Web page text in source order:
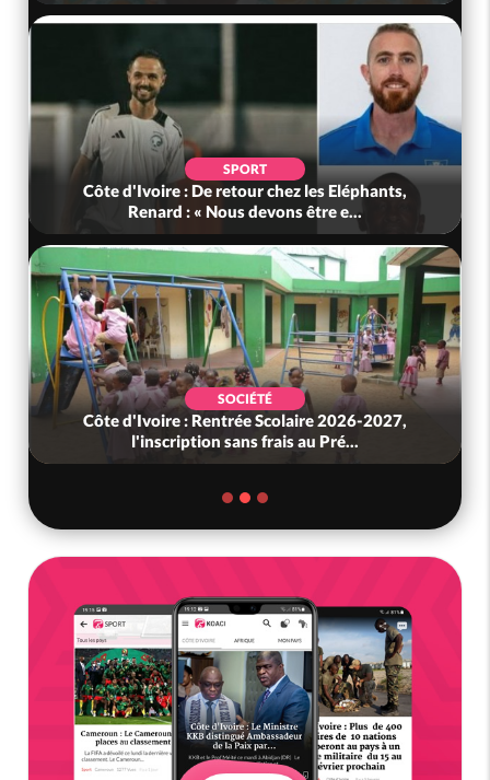
SPORT
Côte d'Ivoire : De retour chez les Eléphants,
Renard : « Nous devons être e...
SOCIÉTÉ
Côte d'Ivoire : Rentrée Scolaire 2026-2027,
l'inscription sans frais au Pré...